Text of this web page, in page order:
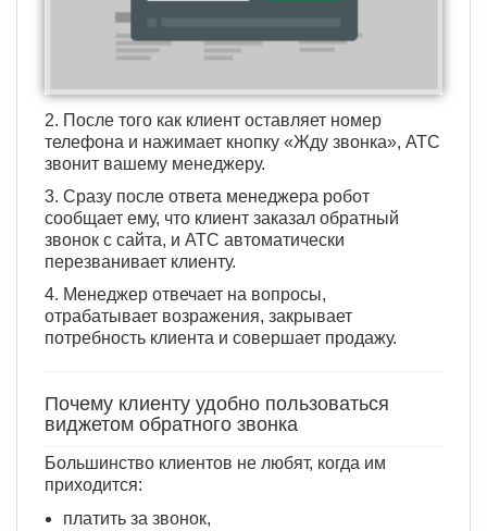
2. После того как клиент оставляет номер
телефона и нажимает кнопку «Жду звонка», АТС
звонит вашему менеджеру.
3. Сразу после ответа менеджера робот
сообщает ему, что клиент заказал обратный
звонок с сайта, и АТС автоматически
перезванивает клиенту.
4. Менеджер отвечает на вопросы,
отрабатывает возражения, закрывает
потребность клиента и совершает продажу.
Почему клиенту удобно пользоваться
виджетом обратного звонка
Большинство клиентов не любят, когда им
приходится:
платить за звонок,